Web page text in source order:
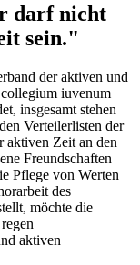
darf nicht
sein."
der aktiven und
iuvenum
insgesamt stehen
Verteilerlisten der
aktiven Zeit an den
Freundschaften
Pflege von Werten
des
möchte die
aktiven